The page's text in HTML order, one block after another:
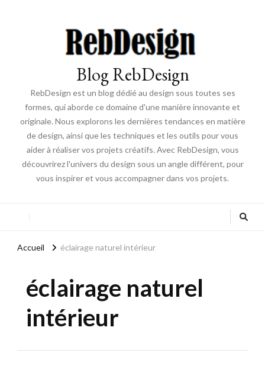
Blog RebDesign
RebDesign est un blog dédié au design sous toutes ses
formes, qui aborde ce domaine d'une manière innovante et
originale. Nous explorons les dernières tendances en matière
de design, ainsi que les techniques et les outils pour vous
aider à réaliser vos projets créatifs. Avec RebDesign, vous
découvrirez l'univers du design sous un angle différent, pour
vous inspirer et vous accompagner dans vos projets.
Accueil éclairage naturel intérieur
éclairage naturel
intérieur